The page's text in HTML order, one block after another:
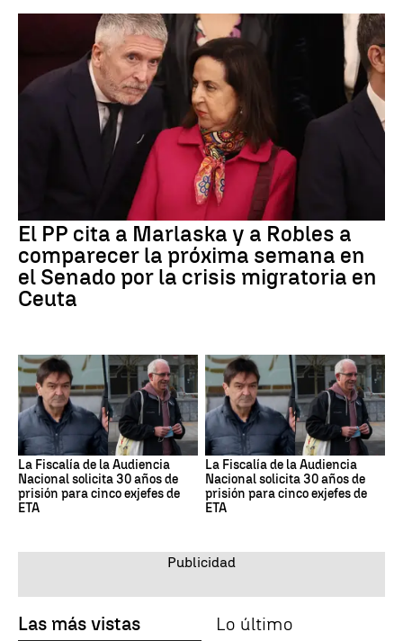
El PP cita a Marlaska y a Robles a
comparecer la próxima semana en
el Senado por la crisis migratoria en
Ceuta
La Fiscalía de la Audiencia
Nacional solicita 30 años de
prisión para cinco exjefes de
ETA
La Fiscalía de la Audiencia
Nacional solicita 30 años de
prisión para cinco exjefes de
ETA
Las más vistas Lo último